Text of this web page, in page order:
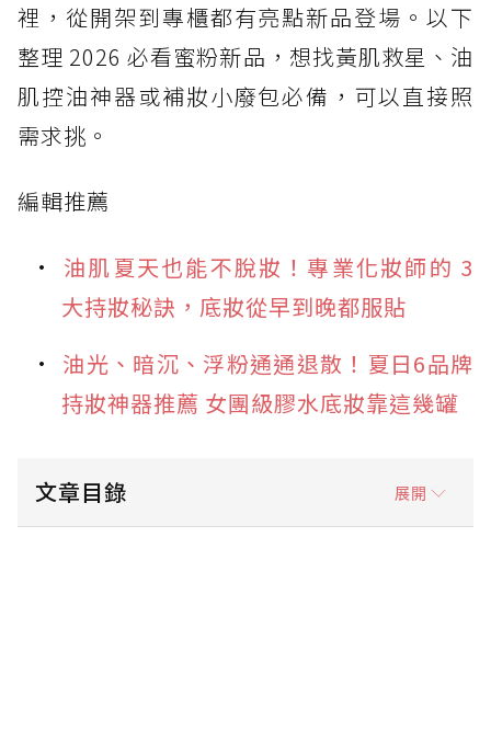
裡，從開架到專櫃都有亮點新品登場。以下
整理 2026 必看蜜粉新品，想找黃肌救星、油
肌控油神器或補妝小廢包必備，可以直接照
需求挑。
編輯推薦
油肌夏天也能不脫妝！專業化妝師的 3
大持妝秘訣，底妝從早到晚都服貼
油光、暗沉、浮粉通通退散！夏日6品牌
持妝神器推薦 女團級膠水底妝靠這幾罐
文章目錄 展開